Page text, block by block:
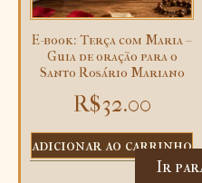
E-book: Terça com Maria –
Guia de oração para o
Santo Rosário Mariano
R$32.00
adicionar ao carrinho
Ir